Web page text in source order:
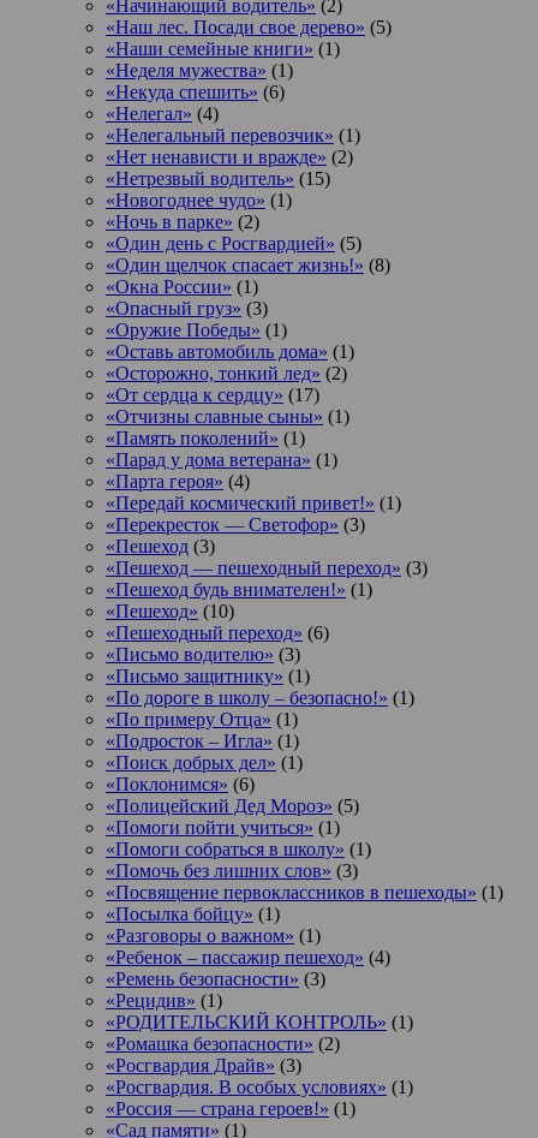
«Начинающий водитель» (2)
«Наш лес. Посади свое дерево» (5)
«Наши семейные книги» (1)
«Неделя мужества» (1)
«Некуда спешить» (6)
«Нелегал» (4)
«Нелегальный перевозчик» (1)
«Нет ненависти и вражде» (2)
«Нетрезвый водитель» (15)
«Новогоднее чудо» (1)
«Ночь в парке» (2)
«Один день с Росгвардией» (5)
«Один щелчок спасает жизнь!» (8)
«Окна России» (1)
«Опасный груз» (3)
«Оружие Победы» (1)
«Оставь автомобиль дома» (1)
«Осторожно, тонкий лед» (2)
«От сердца к сердцу» (17)
«Отчизны славные сыны» (1)
«Память поколений» (1)
«Парад у дома ветерана» (1)
«Парта героя» (4)
«Передай космический привет!» (1)
«Перекресток — Светофор» (3)
«Пешеход (3)
«Пешеход — пешеходный переход» (3)
«Пешеход будь внимателен!» (1)
«Пешеход» (10)
«Пешеходный переход» (6)
«Письмо водителю» (3)
«Письмо защитнику» (1)
«По дороге в школу – безопасно!» (1)
«По примеру Отца» (1)
«Подросток ‒ Игла» (1)
«Поиск добрых дел» (1)
«Поклонимся» (6)
«Полицейский Дед Мороз» (5)
«Помоги пойти учиться» (1)
«Помоги собраться в школу» (1)
«Помочь без лишних слов» (3)
«Посвящение первоклассников в пешеходы» (1)
«Посылка бойцу» (1)
«Разговоры о важном» (1)
«Ребенок – пассажир пешеход» (4)
«Ремень безопасности» (3)
«Рецидив» (1)
«РОДИТЕЛЬСКИЙ КОНТРОЛЬ» (1)
«Ромашка безопасности» (2)
«Росгвардия Драйв» (3)
«Росгвардия. В особых условиях» (1)
«Россия — страна героев!» (1)
«Сад памяти» (1)